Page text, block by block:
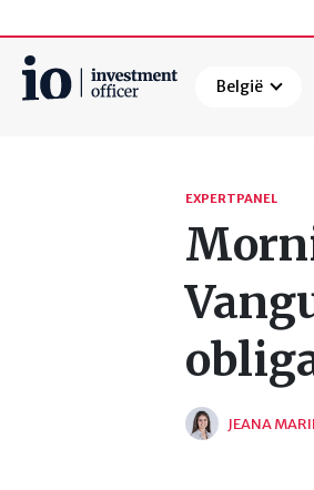
België
EXPERTPANEL
JEANA